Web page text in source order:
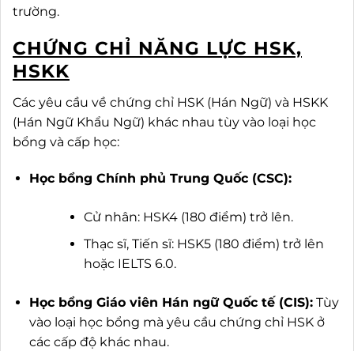
trường.
CHỨNG CHỈ NĂNG LỰC HSK,
HSKK
Các yêu cầu về chứng chỉ HSK (Hán Ngữ) và HSKK
(Hán Ngữ Khẩu Ngữ) khác nhau tùy vào loại học
bổng và cấp học:
Học bổng Chính phủ Trung Quốc (CSC):
Cử nhân: HSK4 (180 điểm) trở lên.
Thạc sĩ, Tiến sĩ: HSK5 (180 điểm) trở lên
hoặc IELTS 6.0.
Học bổng Giáo viên Hán ngữ Quốc tế (CIS):Tùy
vào loại học bổng mà yêu cầu chứng chỉ HSK ở
các cấp độ khác nhau.